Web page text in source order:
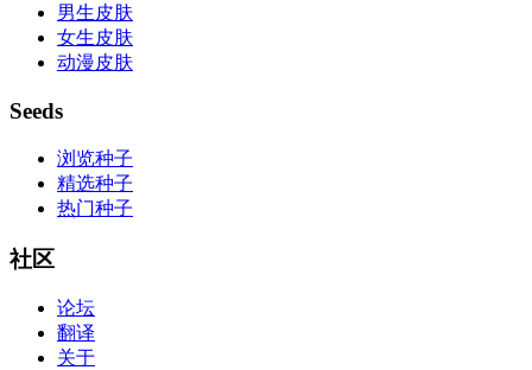
男生皮肤
女生皮肤
动漫皮肤
Seeds
浏览种子
精选种子
热门种子
社区
论坛
翻译
关于